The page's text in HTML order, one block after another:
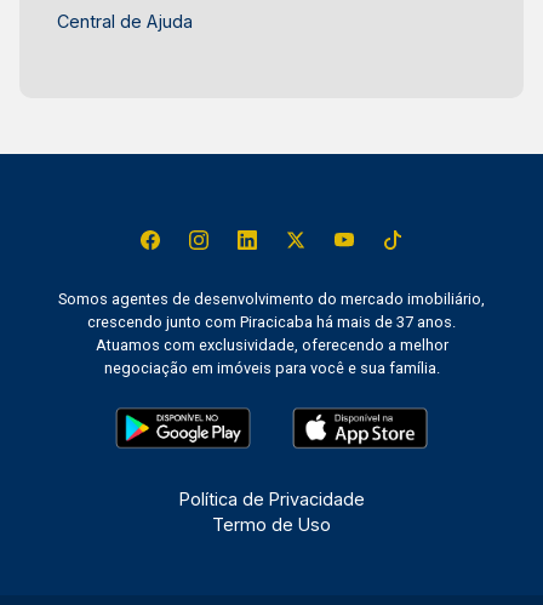
Central de Ajuda
Somos agentes de desenvolvimento do mercado imobiliário,
crescendo junto com Piracicaba há mais de 37 anos.
Atuamos com exclusividade, oferecendo a melhor
negociação em imóveis para você e sua família.
Política de Privacidade
Termo de Uso